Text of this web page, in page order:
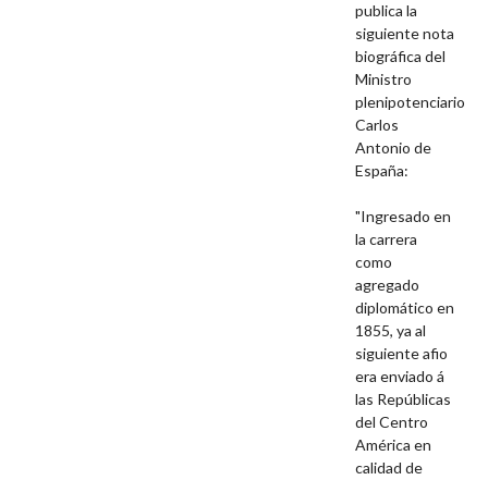
publica la
siguiente nota
biográfica del
Ministro
plenipotenciario
Carlos
Antonio de
España:
"Ingresado en
la carrera
como
agregado
diplomático en
1855, ya al
siguiente afio
era enviado á
las Repúblicas
del Centro
América en
calidad de